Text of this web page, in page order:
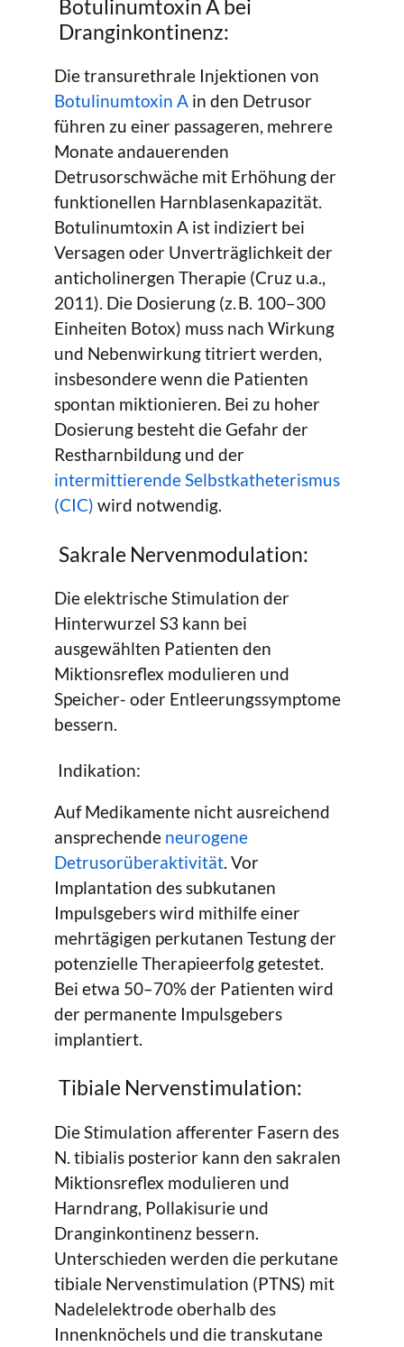
Botulinumtoxin A bei
Dranginkontinenz:
Die transurethrale Injektionen von
Botulinumtoxin A in den Detrusor
führen zu einer passageren, mehrere
Monate andauerenden
Detrusorschwäche mit Erhöhung der
funktionellen Harnblasenkapazität.
Botulinumtoxin A ist indiziert bei
Versagen oder Unverträglichkeit der
anticholinergen Therapie (Cruz u.a.,
2011). Die Dosierung (z. B. 100–300
Einheiten Botox) muss nach Wirkung
und Nebenwirkung titriert werden,
insbesondere wenn die Patienten
spontan miktionieren. Bei zu hoher
Dosierung besteht die Gefahr der
Restharnbildung und der
intermittierende Selbstkatheterismus
(CIC) wird notwendig.
Sakrale Nervenmodulation:
Die elektrische Stimulation der
Hinterwurzel S3 kann bei
ausgewählten Patienten den
Miktionsreflex modulieren und
Speicher- oder Entleerungssymptome
bessern.
Indikation:
Auf Medikamente nicht ausreichend
ansprechende neurogene
Detrusorüberaktivität. Vor
Implantation des subkutanen
Impulsgebers wird mithilfe einer
mehrtägigen perkutanen Testung der
potenzielle Therapieerfolg getestet.
Bei etwa 50–70% der Patienten wird
der permanente Impulsgebers
implantiert.
Tibiale Nervenstimulation:
Die Stimulation afferenter Fasern des
N. tibialis posterior kann den sakralen
Miktionsreflex modulieren und
Harndrang, Pollakisurie und
Dranginkontinenz bessern.
Unterschieden werden die perkutane
tibiale Nervenstimulation (PTNS) mit
Nadelelektrode oberhalb des
Innenknöchels und die transkutane